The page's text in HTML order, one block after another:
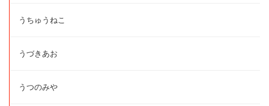
うちゅうねこ
うづきあお
うつのみや